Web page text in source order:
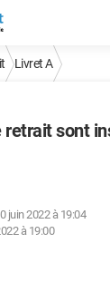
Livret A
retrait sont
juin 2022 à 19:04
à 19:00